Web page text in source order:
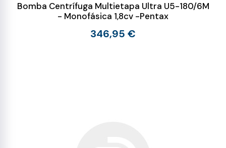
Bomba Centrífuga Multietapa Ultra U5-180/6M
- Monofásica 1,8cv -Pentax
346,95 €